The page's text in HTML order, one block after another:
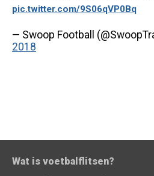
pic.twitter.com/9S06qVP0Bq
— Swoop Football
2018
Wat is voetbalflitsen?